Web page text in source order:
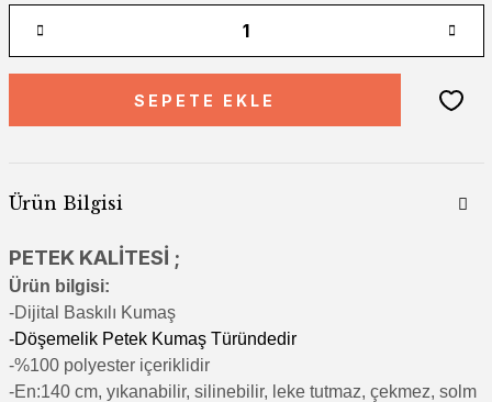
SEPETE EKLE
Ürün Bilgisi
PETEK KALİTESİ ;
Ürün bilgisi:
-Dijital Baskılı Kumaş
-Döşemelik Petek Kumaş Türündedir
-%100 polyester içeriklidir
-En:140 cm, yıkanabilir, silinebilir, leke tutmaz, çekmez, solm